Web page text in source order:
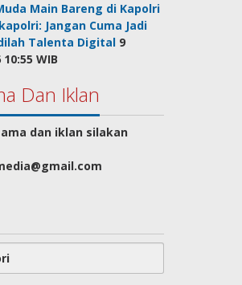
Main Bareng di Kapolri
Jangan Cuma Jadi
Talenta Digital 9
WIB
Dan Iklan
dan iklan silakan